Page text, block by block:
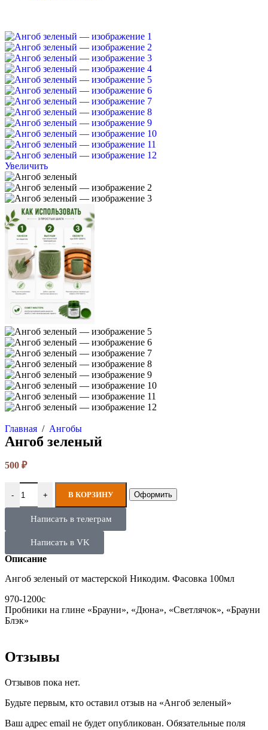
Увеличить
Главная / Ангобы
Ангоб зеленый
500 ₽
- + В КОРЗИНУ Оформить
Написать в телеграм
Написать в VK
Описание
Ангоб зеленый от мастерской Никодим. Фасовка 100мл
970-1200с
Пробники на глине «Брауни», «Дюна», «Светлячок», «Брауни
Блэк»
Отзывы
Отзывов пока нет.
Будьте первым, кто оставил отзыв на «Ангоб зеленый»
Ваш адрес email не будет опубликован. Обязательные поля